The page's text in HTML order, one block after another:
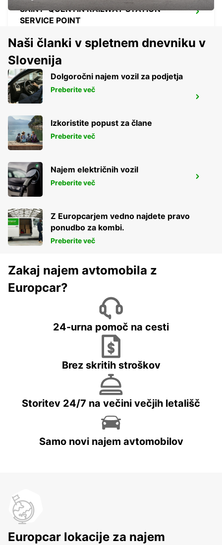
SAINT-QUENTIN RAILWAY STATION -
SERVICE POINT
ARRAS RAILWAY STATION - SERVICE
POINT
ARRAS - FRANCE
ARRAS
ARRAS - FRANCE
Naši članki v spletnem dnevniku v
Slovenija
Dolgoročni najem vozil za podjetja
Preberite več
Izkoristite popust za člane
Preberite več
Najem električnih vozil
Preberite več
Z Europcarjem vedno najdete pravo
ponudbo za kombi.
Preberite več
Zakaj najem avtomobila z
Europcar?
24-urna pomoč na cesti
Brez skritih stroškov
Storitev 24/7 na večini večjih letališč
Samo novi najem avtomobilov
Europcar lokacije za najem